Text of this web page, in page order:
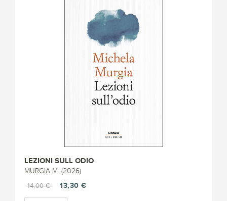
LEZIONI SULL ODIO
MURGIA M. (2026)
14,00 €
13,30 €